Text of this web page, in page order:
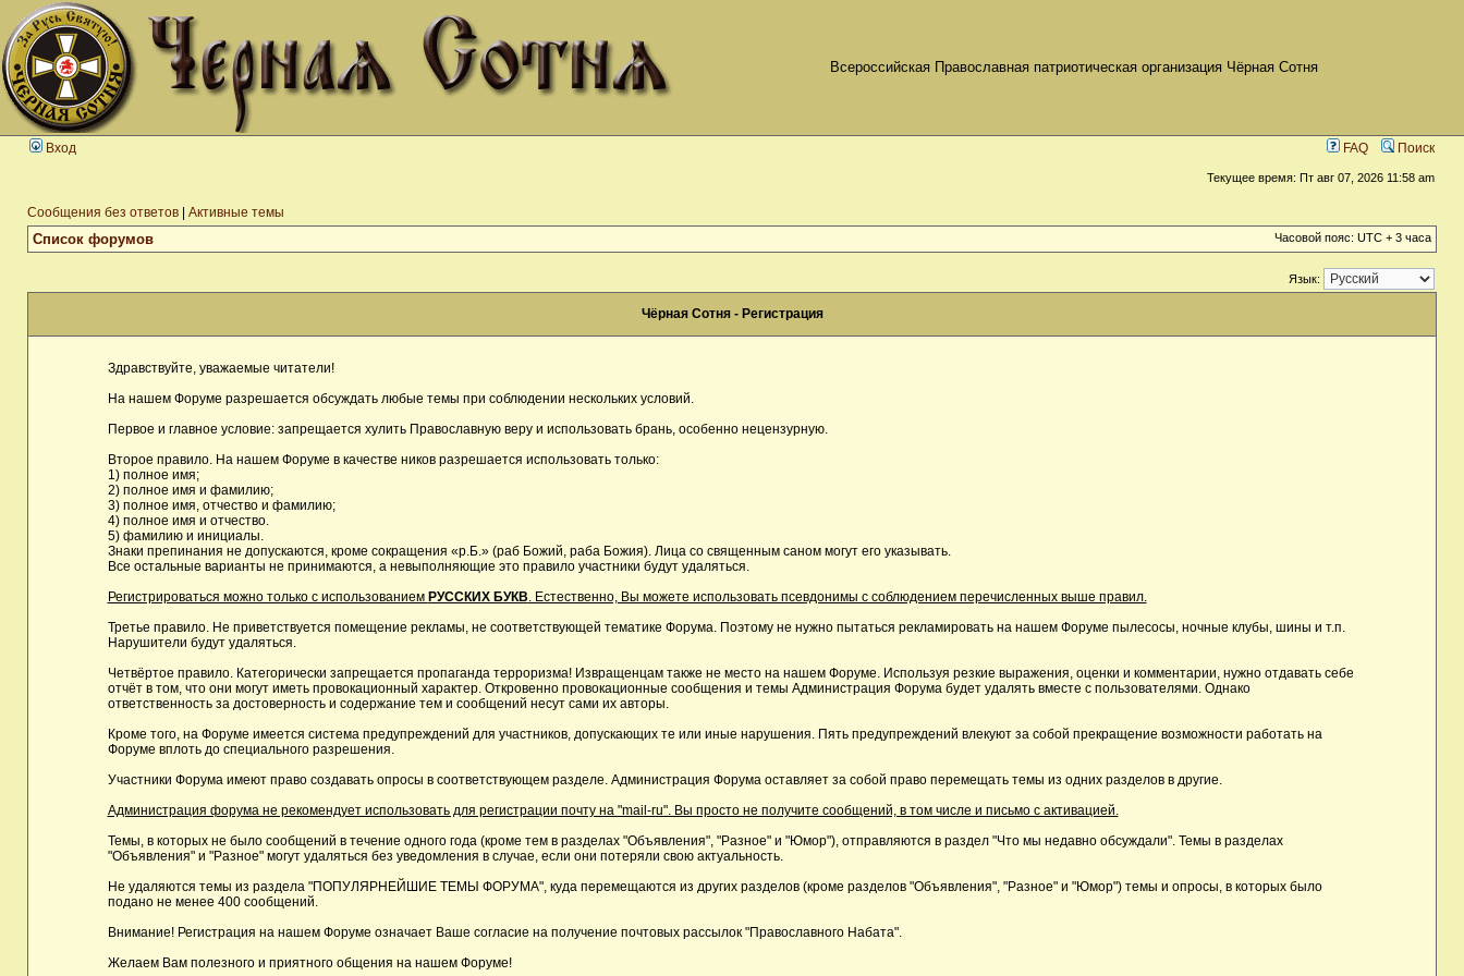
Всероссийская Православная патриотическая организация Чёрная Сотня
Вход FAQ Поиск
Текущее время: Пт авг 07, 2026 11:58 am
Сообщения без ответов Активные темы
Список форумов Часовой пояс: UTC + 3 часа
Язык:
Чёрная Сотня - Регистрация
Здравствуйте, уважаемые читатели!
На нашем Форуме разрешается обсуждать любые темы при соблюдении нескольких условий.
Первое и главное условие: запрещается хулить Православную веру и использовать брань, особенно нецензурную.
Второе правило. На нашем Форуме в качестве ников разрешается использовать только:
1) полное имя;
2) полное имя и фамилию;
3) полное имя, отчество и фамилию;
4) полное имя и отчество.
5) фамилию и инициалы.
Знаки препинания не допускаются, кроме сокращения «р.Б.» (раб Божий, раба Божия). Лица со священным саном могут его указывать.
Все остальные варианты не принимаются, а невыполняющие это правило участники будут удаляться.
Регистрироваться можно только с использованием РУССКИХ БУКВ. Естественно, Вы можете использовать псевдонимы с соблюдением перечисленных выше правил.
Третье правило. Не приветствуется помещение рекламы, не соответствующей тематике Форума. Поэтому не нужно пытаться рекламировать на нашем Форуме пылесосы, ночные клубы, шины и т.п.
Нарушители будут удаляться.
Четвёртое правило. Категорически запрещается пропаганда терроризма! Извращенцам также не место на нашем Форуме. Используя резкие выражения, оценки и комментарии, нужно отдавать себе
отчёт в том, что они могут иметь провокационный характер. Откровенно провокационные сообщения и темы Администрация Форума будет удалять вместе с пользователями. Однако
ответственность за достоверность и содержание тем и сообщений несут сами их авторы.
Кроме того, на Форуме имеется система предупреждений для участников, допускающих те или иные нарушения. Пять предупреждений влекуют за собой прекращение возможности работать на
Форуме вплоть до специального разрешения.
Участники Форума имеют право создавать опросы в соответствующем разделе. Администрация Форума оставляет за собой право перемещать темы из одних разделов в другие.
Администрация форума не рекомендует использовать для регистрации почту на "mail-ru". Вы просто не получите сообщений, в том числе и письмо с активацией.
Темы, в которых не было сообщений в течение одного года (кроме тем в разделах "Объявления", "Разное" и "Юмор"), отправляются в раздел "Что мы недавно обсуждали". Темы в разделах
"Объявления" и "Разное" могут удаляться без уведомления в случае, если они потеряли свою актуальность.
Не удаляются темы из раздела "ПОПУЛЯРНЕЙШИЕ ТЕМЫ ФОРУМА", куда перемещаются из других разделов (кроме разделов "Объявления", "Разное" и "Юмор") темы и опросы, в которых было
подано не менее 400 сообщений.
Внимание! Регистрация на нашем Форуме означает Ваше согласие на получение почтовых рассылок "Православного Набата".
Желаем Вам полезного и приятного общения на нашем Форуме!